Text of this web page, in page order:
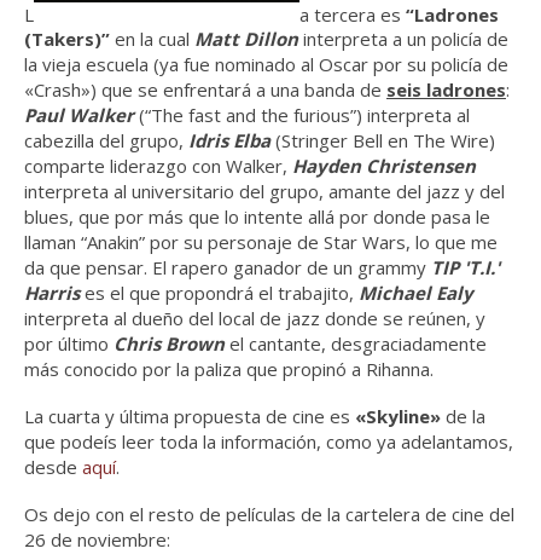
L a tercera es “Ladrones
(Takers)” en la cual Matt Dilloninterpreta a un policía de
la vieja escuela (ya fue nominado al Oscar por su policía de
«Crash») que se enfrentará a una banda de seis ladrones:
Paul Walker(“The fast and the furious”) interpreta al
cabezilla del grupo, Idris Elba(Stringer Bell en The Wire)
comparte liderazgo con Walker, Hayden Christensen
interpreta al universitario del grupo, amante del jazz y del
blues, que por más que lo intente allá por donde pasa le
llaman “Anakin” por su personaje de Star Wars, lo que me
da que pensar. El rapero ganador de un grammy TIP 'T.I.'
Harrises el que propondrá el trabajito, Michael Ealy
interpreta al dueño del local de jazz donde se reúnen, y
por último Chris Brownel cantante, desgraciadamente
más conocido por la paliza que propinó a Rihanna.
La cuarta y última propuesta de cine es «Skyline» de la
que podeís leer toda la información, como ya adelantamos,
desde aquí.
Os dejo con el resto de películas de la cartelera de cine del
26 de noviembre: